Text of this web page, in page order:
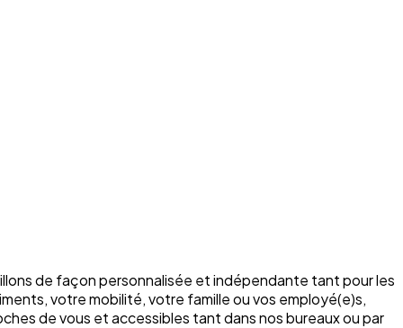
de façon personnalisée et indépendante tant pour les
votre mobilité, votre famille ou vos employé(e)s,
de vous et accessibles tant dans nos bureaux ou par